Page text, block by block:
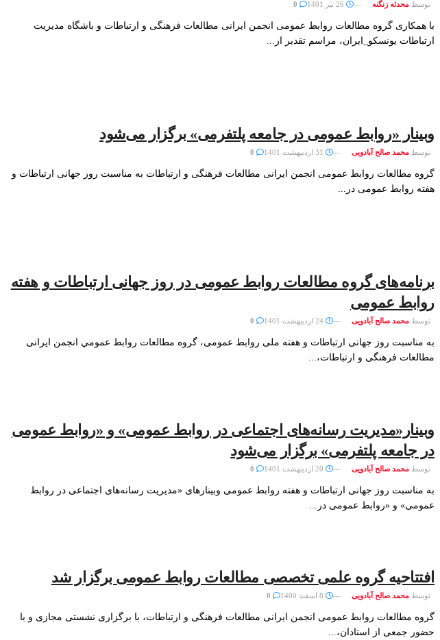
توسط محدثه زنگنه
با همکاری گروه مطالعات روابط عمومی انجمن ایرانی مطالعات فرهنگی و ارتباطات و باشگاه مدیریت
ارتباطات یونسکو_ایران، مراسم تقدیر از...
وبینار «روابط عمومی در جامعه پلتفرمی» برگزار می‌شود
توسط محمد صالح آبادویی
گروه مطالعات روابط عمومی انجمن ایرانی مطالعات فرهنگی و ارتباطات به مناسبت روز جهانی ارتباطات و
هفته روابط عمومی در...
برنامه‌های گروه مطالعات روابط عمومی در روز جهانی ارتباطات و هفته
روابط عمومی
توسط محمد صالح آبادویی
به مناسبت روز جهانی ارتباطات و هفته ملی روابط عمومی، گروه مطالعات روابط عمومي انجمن ایرانی
مطالعات فرهنگی و ارتباطات،...
وبینار«مدیریت رسانه‌های اجتماعی در روابط عمومی» و «روابط عمومی
در جامعه پلتفرمی» برگزار می‌شود
توسط محمد صالح آبادویی
به مناسبت روز جهانی ارتباطات و هفته روابط عمومی وبینارهای «مدیریت رسانه‌های اجتماعی در روابط
عمومی» و «روابط عمومی در...
افتتاحیه گروه علمی تخصصی مطالعات روابط عمومی برگزار شد
توسط محمد صالح آبادویی
گروه مطالعات روابط عمومی انجمن ایرانی مطالعات فرهنگی و ارتباطات، با برگزاری نشستی مجازی و با
حضور جمعی از استادان،...